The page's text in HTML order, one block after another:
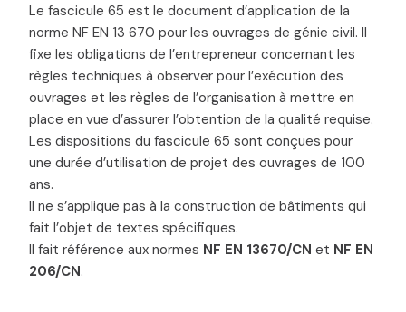
Le fascicule 65 est le document d’application de la
norme NF EN 13 670 pour les ouvrages de génie civil. Il
fixe les obligations de l’entrepreneur concernant les
règles techniques à observer pour l’exécution des
ouvrages et les règles de l’organisation à mettre en
place en vue d’assurer l’obtention de la qualité requise.
Les dispositions du fascicule 65 sont conçues pour
une durée d’utilisation de projet des ouvrages de 100
ans.
Il ne s’applique pas à la construction de bâtiments qui
fait l’objet de textes spécifiques.
Il fait référence aux normes NF EN 13670/CN et NF EN
206/CN.